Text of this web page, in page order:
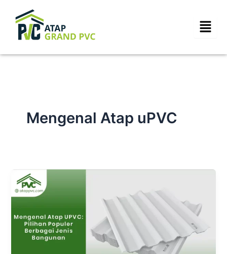
content
Mengenal Atap uPVC